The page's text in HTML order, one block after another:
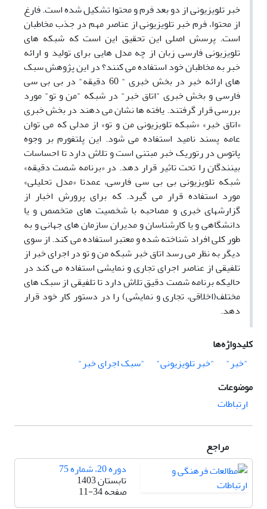
خبر تلویزیونی از دو بعد فرم و محتوا تشکیل شده است. فارغ
از محتوا، فرم خبر تلویزیونی از عناصر مهم در جذب مخاطبان
است. پرسش اصلی این تحقیق این است که شبکه های
تلویزیونی فارسی زبان از چه مدل هایی برای تولید و ارائه
خبر به مخاطبان خود استفاده می کنند؟ در این پژوهش سبک
های ارائه خبر در بخش خبری " 60 دقیقه" در بی بی سی
فارسی و بخش خبری "اتاق خبر" در شبکه "من و تو" مورد
بررسی قرار گرفتند. یافته ها نشان می دهند در بخش خبری
«اتاق خبر» «شبکه تلویزیونی من و تو» از مدلی که می توان
عامه پسند نامید استفاده می شود. این پلتفورم بر وجوه
پاتوس در رتوریک خبر مبتنی است و تلاش دارد تا احساسات
بینندگان را تحت تاثیر قرار دهد. در «برنامه شصت دقیقه»
شبکه تلویزیونی بی بی سی فارسی، عمدتا «مدل تحلیلی»
مورد استفاده قرار می گیرد. که برای پرورش اخبار از
گزارشهای خبری و مصاحبه با شخصیت های متخصص و یا
دانشگاهی و یا کارشناسان و مدیران سازمان های جهانی و به
طور کلی افراد شناخته شده و معتبر استفاده می کند. از سوی
دیگر به نظر می رسد اتاق خبر شبکه من و تو در اجرای خبر از
تلفیقی از عناصر اجرای تجاری و نمایشی استفاده می کند در
حالیکه برنامه شصت دقیق تلاش دارد تا تلفیقی از سبک های
مختلف(اخلاقی، تجاری و نمایشی) را در دستور کار خود قرار
دهد.
کلیدواژه‌ها
"خبر"
"خبر تلویزیونی"
"سبک اجرای خبر"
موضوعات
ارتباطات
مراجع
دوره 20، شماره 75
تابستان 1403
صفحه11-34